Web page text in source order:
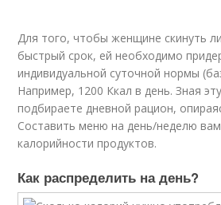
Для того, чтобы женщине скинуть
быстрый срок, ей необходимо
индивидуальной суточной нормы
Например, 1200 Ккал в день. Зная
подбираете дневной рацион,
Составить меню на день/неделю
калорийности продуктов.
Как распределить на день?